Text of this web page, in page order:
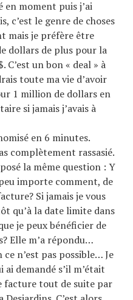
en moment puis j’ai
c’est le genre de choses
mais je préfère être
dollars de plus pour la
C’est un bon « deal » à
toute ma vie d’avoir
1 million de dollars en
si jamais j’avais à
en 6 minutes.
complètement rassasié.
la même question : Y
importe comment, de
Si jamais je vous
qu’à la date limite dans
je peux bénéficier de
Elle m’a répondu…
n’est pas possible… Je
ai demandé s’il m’était
facture tout de suite par